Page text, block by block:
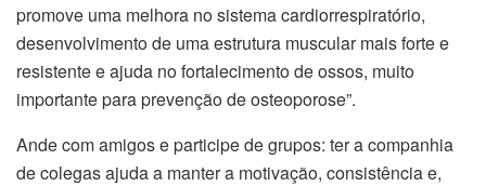
promove uma melhora no sistema cardiorrespiratório,
desenvolvimento de uma estrutura muscular mais forte e
resistente e ajuda no fortalecimento de ossos, muito
importante para prevenção de osteoporose”.
Ande com amigos e participe de grupos: ter a companhia
de colegas ajuda a manter a motivação, consistência e,